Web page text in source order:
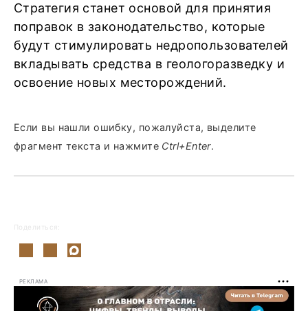
Стратегия станет основой для принятия
поправок в законодательство, которые
будут стимулировать недропользователей
вкладывать средства в геологоразведку и
освоение новых месторождений.
Если вы нашли ошибку, пожалуйста, выделите
фрагмент текста и нажмите Ctrl+Enter.
Поделиться:
РЕКЛАМА